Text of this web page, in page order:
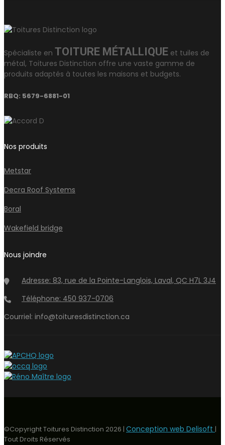
Spécialiste en TOITURE MÉTALLIQUE et tuiles de
métal, Toitures Distinction offre une vaste gamme de
produits adaptés à toutes les maisons et budgets.
RBQ: 5679-6881-01
Nos produits
Metstar
Decra Roof Systems
Boral
Wakefield bridge
Nous joindre
Adresse: 83, rue de la Pointe-Langlois, Laval, QC H7L 3J4
Téléphone: 450 937-0706
Courriel: info@toituresdistinction.ca
©Copyright Toitures Distinction 2026 | Conception web Delisoft |
Tout Droits Réservés